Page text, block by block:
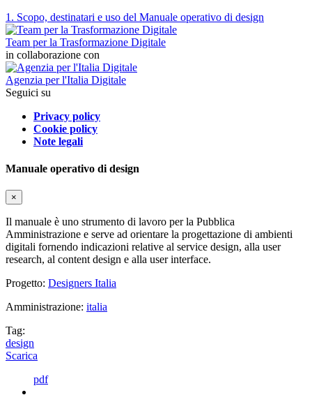
1. Scopo, destinatari e uso del Manuale operativo di design
Team per la Trasformazione Digitale
in collaborazione con
Agenzia per l'Italia Digitale
Seguici su
Privacy policy
Cookie policy
Note legali
Manuale operativo di design
×
Il manuale è uno strumento di lavoro per la Pubblica
Amministrazione e serve ad orientare la progettazione di ambienti
digitali fornendo indicazioni relative al service design, alla user
research, al content design e alla user interface.
Progetto: Designers Italia
Amministrazione: italia
Tag:
design
Scarica
pdf